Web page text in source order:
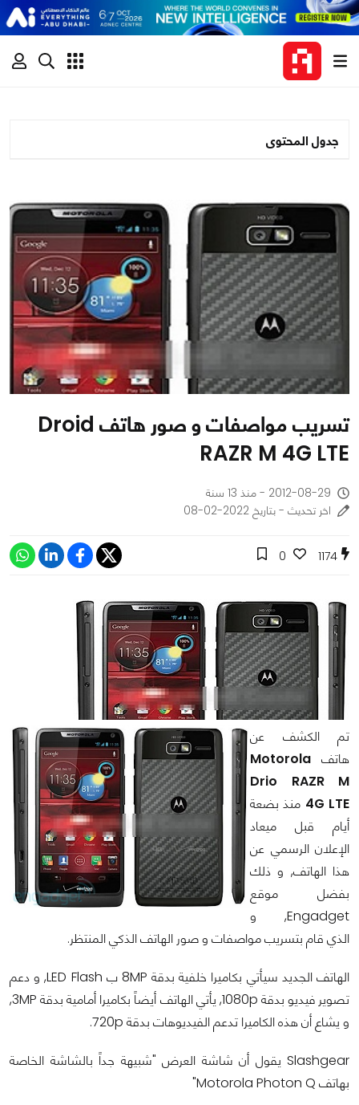
جدول المحتوى
تسريب مواصفات و صور هاتف Droid
RAZR M 4G LTE
2012-08-29 - منذ 13 سنة
اخر تحديث - بتاريخ 2022-02-08
1174
0
تم الكشف عن
هاتف Motorola
Drio RAZR M
4G LTE منذ بضعة
أيام قبل ميعاد
الإعلان الرسمي عن
هذا الهاتف, و ذلك
بفضل موقع
Engadget, و
الذي قام بتسريب مواصفات و صور الهاتف الذكي المنتظر.
الهاتف الجديد سيأتي بكاميرا خلفية بدقة 8MP ب LED Flash, و دعم
تصوير فيديو بدقة 1080p, يأتي الهاتف أيضاً بكاميرا أمامية بدقة 3MP,
و يشاع أن هذه الكاميرا تدعم الفيديوهات بدقة 720p.
Slashgear يقول أن شاشة العرض "شبيهة جداً بالشاشة الخاصة
بهاتف Motorola Photon Q"